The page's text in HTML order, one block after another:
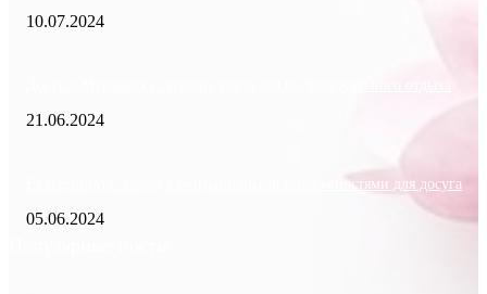
10.07.2024
21.06.2024
Екатеринбург: город с безграничными возможностями для досуга
05.06.2024